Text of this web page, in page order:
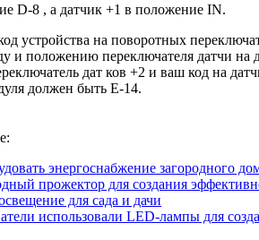
D-8 , а датчик +1 в положение IN.
устройства на поворотных
и положению переключателя датчи
дат ков +2 и ваш код на
должен быть Е-14.
энергоснабжение загородного
прожектор для создания
для сада и дачи
использовали LED-лампы для